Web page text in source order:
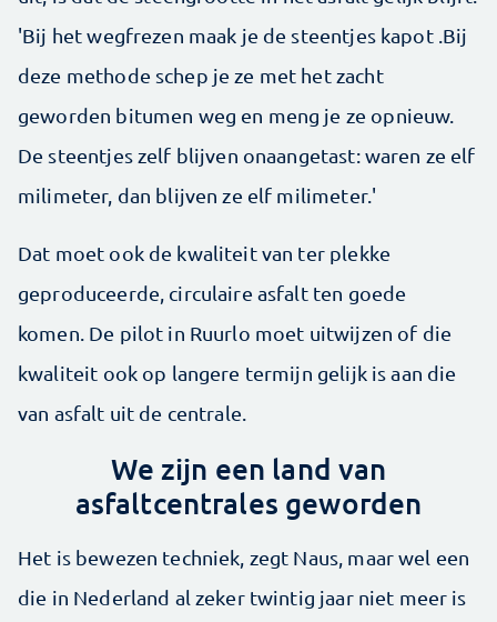
'Bij het wegfrezen maak je de steentjes kapot .Bij
deze methode schep je ze met het zacht
geworden bitumen weg en meng je ze opnieuw.
De steentjes zelf blijven onaangetast: waren ze elf
milimeter, dan blijven ze elf milimeter.'
Dat moet ook de kwaliteit van ter plekke
geproduceerde, circulaire asfalt ten goede
komen. De pilot in Ruurlo moet uitwijzen of die
kwaliteit ook op langere termijn gelijk is aan die
van asfalt uit de centrale.
We zijn een land van
asfaltcentrales geworden
Het is bewezen techniek, zegt Naus, maar wel een
die in Nederland al zeker twintig jaar niet meer is